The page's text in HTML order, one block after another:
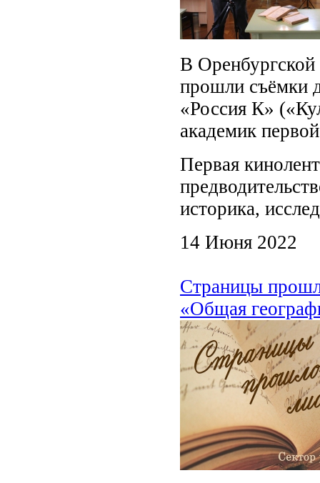
В
прошли съёмки
«Россия К»
академик
Первая
историка,
14 Июня 2022
Страницы
«Общая